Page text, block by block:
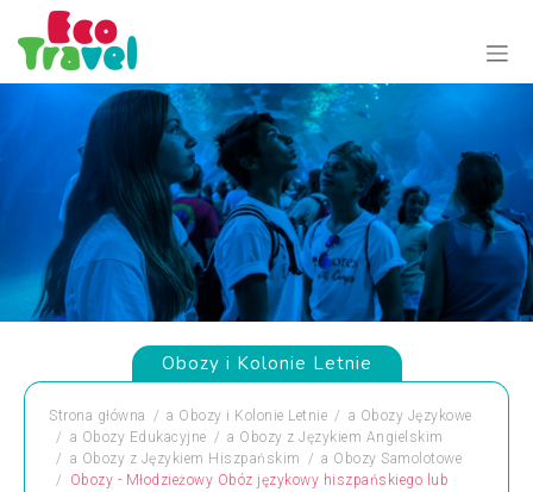
Obozy i Kolonie Letnie
Strona główna a Obozy i Kolonie Letnie a Obozy Językowe
a Obozy Edukacyjne a Obozy z Językiem Angielskim
a Obozy z Językiem Hiszpańskim a Obozy Samolotowe
Obozy - Młodzieżowy Obóz językowy hiszpańskiego lub